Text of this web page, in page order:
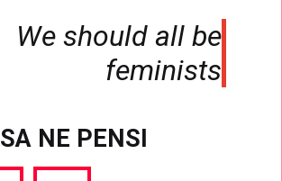
We should all be
feminists
NE PENSI